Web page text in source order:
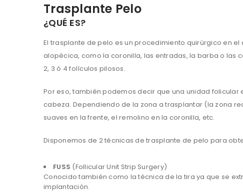
Trasplante Pelo
¿QUÉ ES?
El trasplante de pelo es un procedimiento quirúrgico en
alopécica, como la coronilla, las entradas, la barba o las
2, 3 ó 4 folículos pilosos.
Por eso, también podemos decir que una unidad
cabeza. Dependiendo de la zona a trasplantar (la zona
suaves en la frente, el remolino en la coronilla, etc.
Disponemos de 2 técnicas de trasplante de pelo para
FUSS (Follicular Unit Strip Surgery)
Conocido también como la técnica de la tira ya que se
implantación.